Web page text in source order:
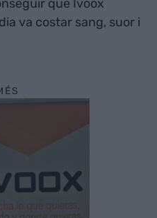
que Ivoox
va costar sang, suor i